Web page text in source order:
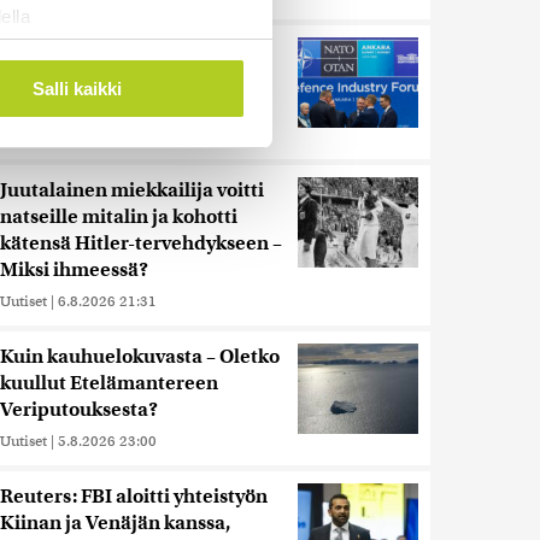
. Voit muuttaa
alan
tietoja muihin tietoihin, joita
siirtää ulkomaille.
Salli kaikki
vuosikymmenen jäljessä
Juutalainen miekkailija voitti
natseille mitalin ja kohotti
kätensä Hitler-tervehdykseen –
Miksi ihmeessä?
Uutiset | 6.8.2026 21:31
Kuin kauhuelokuvasta – Oletko
kuullut Etelämantereen
Veriputouksesta?
Uutiset | 5.8.2026 23:00
Reuters: FBI aloitti yhteistyön
Kiinan ja Venäjän kanssa,